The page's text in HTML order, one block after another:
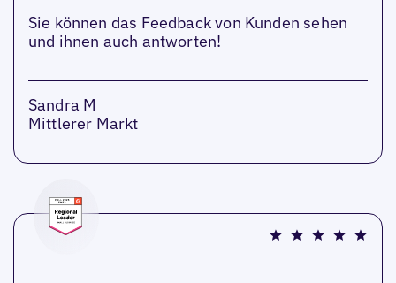
Sie können das Feedback von Kunden sehen
und ihnen auch antworten!
Sandra M
Mittlerer Markt